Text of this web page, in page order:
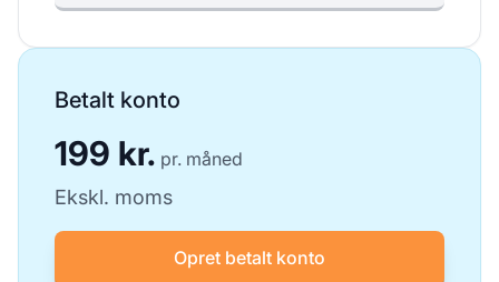
Betalt konto
199 kr. pr. måned
Ekskl. moms
Opret betalt konto